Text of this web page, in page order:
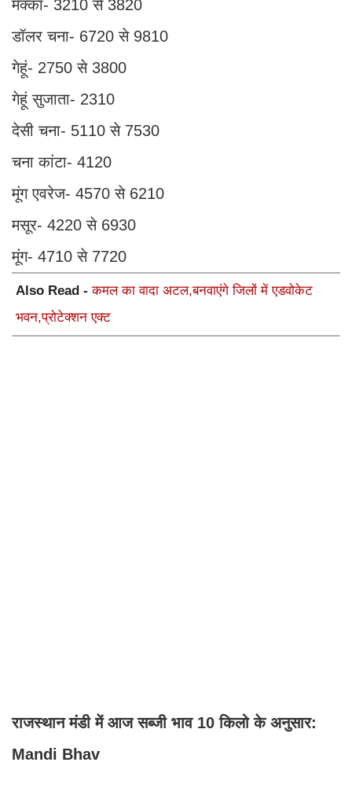
मक्का- 3210 से 3820
डॉलर चना- 6720 से 9810
गेहूं- 2750 से 3800
गेहूं सुजाता- 2310
देसी चना- 5110 से 7530
चना कांटा- 4120
मूंग एवरेज- 4570 से 6210
मसूर- 4220 से 6930
मूंग- 4710 से 7720
Also Read -कमल का वादा अटल,बनवाएंगे जिलों में एडवोकेट
भवन,प्रोटेक्शन एक्ट
राजस्थान मंडी में आज सब्जी भाव 10 किलो के अनुसार:
Mandi Bhav